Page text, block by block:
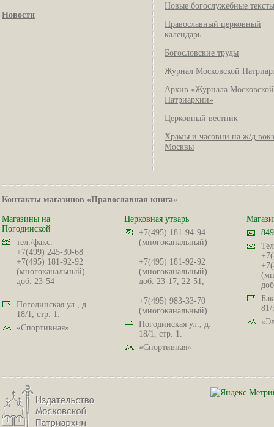
Новости
Новые богослужебные тексты
Православный церковный
календарь
Богословские труды
Журнал Московской
Архив «Журнала Московской
Патриархии»
Церковный вестник
Храмы и часовни на ж/д
Москвы
Контакты магазинов «Православная книга»
Магазины на
Погодинской
тел./факс:
+7(499) 245-30-68
+7(495) 181-92-92
(многоканальный)
доб. 23-54
Погодинская ул., д.
18/1, стр. 1.
«Спортивная»
Церковная утварь
+7(495) 181-94-94
(многоканальный)
+7(495) 181-92-92
(многоканальный)
доб. 23-17, 22-51,
+7(495) 983-33-70
(многоканальный)
Погодинская ул., д.
18/1, стр. 1.
«Спортивная»
81/